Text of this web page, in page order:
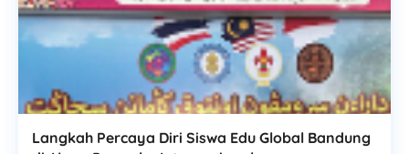
Langkah Percaya Diri Siswa Edu Global Bandung